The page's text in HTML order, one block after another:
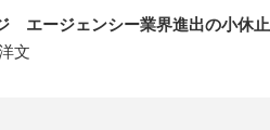
エージェンシー業界進出の小休止
文